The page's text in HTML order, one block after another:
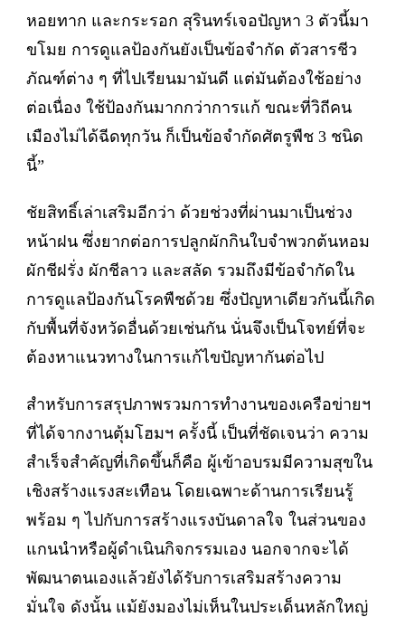
หอยทาก และกระรอก สุรินทร์เจอปัญหา 3 ตัวนี้มา
ขโมย การดูแลป้องกันยังเป็นข้อจำกัด ตัวสารชีว
ภัณฑ์ต่าง ๆ ที่ไปเรียนมามันดี แต่มันต้องใช้อย่าง
ต่อเนื่อง ใช้ป้องกันมากกว่าการแก้ ขณะที่วิถีคน
เมืองไม่ได้ฉีดทุกวัน ก็เป็นข้อจำกัดศัตรูพืช 3 ชนิด
นี้”
ชัยสิทธิ์เล่าเสริมอีกว่า ด้วยช่วงที่ผ่านมาเป็นช่วง
หน้าฝน ซึ่งยากต่อการปลูกผักกินใบจำพวกต้นหอม
ผักชีฝรั่ง ผักชีลาว และสลัด รวมถึงมีข้อจำกัดใน
การดูแลป้องกันโรคพืชด้วย ซึ่งปัญหาเดียวกันนี้เกิด
กับพื้นที่จังหวัดอื่นด้วยเช่นกัน นั่นจึงเป็นโจทย์ที่จะ
ต้องหาแนวทางในการแก้ไขปัญหากันต่อไป
สำหรับการสรุปภาพรวมการทำงานของเครือข่ายฯ
ที่ได้จากงานตุ้มโฮมฯ ครั้งนี้ เป็นที่ชัดเจนว่า ความ
สำเร็จสำคัญที่เกิดขึ้นก็คือ ผู้เข้าอบรมมีความสุขใน
เชิงสร้างแรงสะเทือน โดยเฉพาะด้านการเรียนรู้
พร้อม ๆ ไปกับการสร้างแรงบันดาลใจ ในส่วนของ
แกนนำหรือผู้ดำเนินกิจกรรมเอง นอกจากจะได้
พัฒนาตนเองแล้วยังได้รับการเสริมสร้างความ
มั่นใจ ดังนั้น แม้ยังมองไม่เห็นในประเด็นหลักใหญ่